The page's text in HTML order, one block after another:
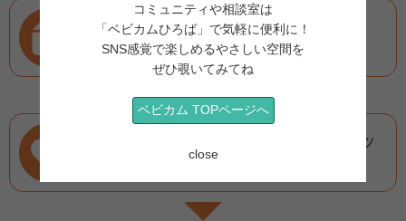
診療科と地域を選んで
病院を検索
で希望にあった病院をピッ
コミュニティや相談室は
「ベビカムひろば」で気軽に便利に！
SNS感覚で楽しめるやさしい空間を
ぜひ覗いてみてね
ベビカム TOPページへ
close